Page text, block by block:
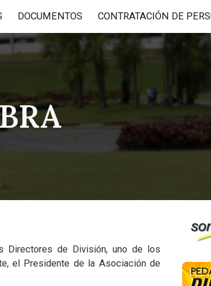
Skip to navigation
DOCUMENTOS
Directores de División, uno de los
el Presidente de la Asociación de